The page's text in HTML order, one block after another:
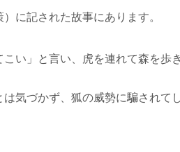
に記された故事にあります。
い」と言い、虎を連れて森を歩き
気づかず、狐の威勢に騙されて